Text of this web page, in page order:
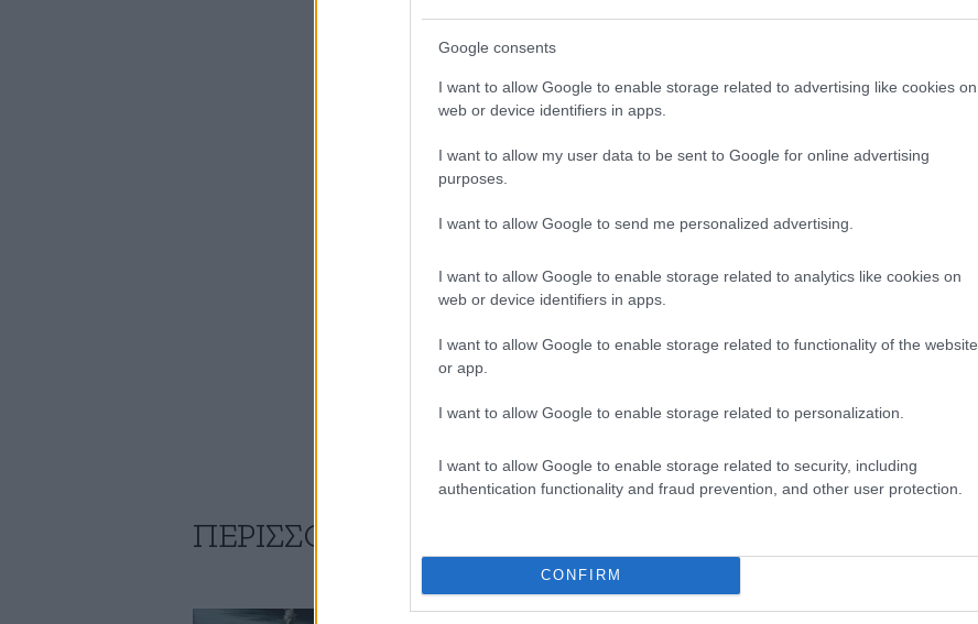
Google consents
I want to allow Google to enable storage related to advertising like cookies on
web or device identifiers in apps.
I want to allow my user data to be sent to Google for online advertising
purposes.
I want to allow Google to send me personalized advertising.
I want to allow Google to enable storage related to analytics like cookies on
web or device identifiers in apps.
I want to allow Google to enable storage related to functionality of the website
or app.
I want to allow Google to enable storage related to personalization.
I want to allow Google to enable storage related to security, including
authentication functionality and fraud prevention, and other user protection.
CONFIRM
ΠΕΡΙΣΣΟΤΕΡΑ ΑΠΟ ΤΗΝ ΕΛΛΑΔΑ